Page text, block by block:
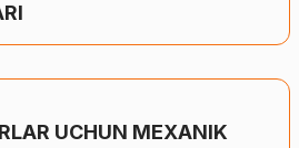
UCHUN MEXANIK